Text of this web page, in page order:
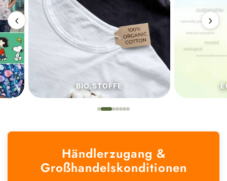
‹
BIO.STOFFE
›
Händlerzugang &
Großhandelskonditionen